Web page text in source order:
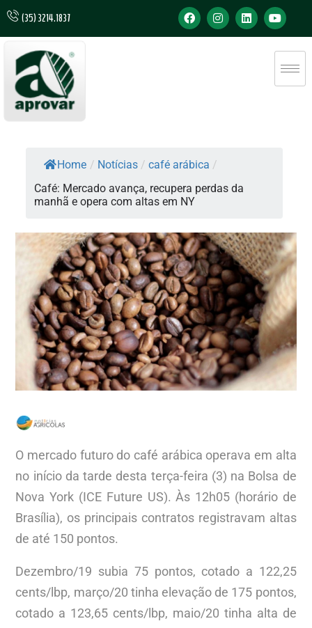
(35) 3214.1837
Home / Notícias / café arábica /
Café: Mercado avança, recupera perdas da
manhã e opera com altas em NY
O mercado futuro do café arábica operava em alta
no início da tarde desta terça-feira (3) na Bolsa de
Nova York (ICE Future US). Às 12h05 (horário de
Brasília), os principais contratos registravam altas
de até 150 pontos.
Dezembro/19 subia 75 pontos, cotado a 122,25
cents/lbp, março/20 tinha elevação de 175 pontos,
cotado a 123,65 cents/lbp, maio/20 tinha alta de